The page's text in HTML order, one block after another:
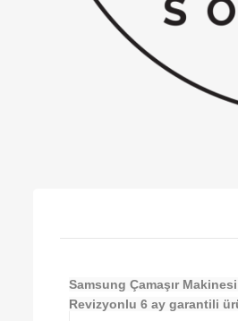
Samsung Çamaşır
Revizyonlu 6 ay garantili